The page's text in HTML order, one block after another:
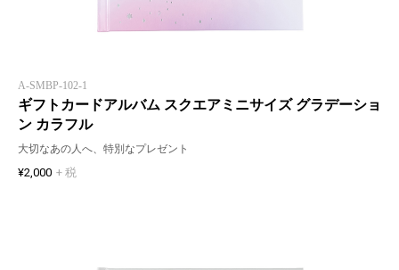
A-SMBP-102-1
ギフトカードアルバム スクエアミニサイズ グラデーショ
ン カラフル
大切なあの人へ、特別なプレゼント
¥2,000 + 税